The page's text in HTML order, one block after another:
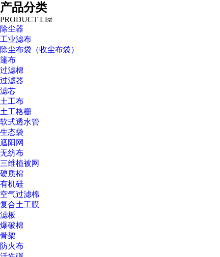
产品分类
PRODUCT LIst
除尘器
工业滤布
除尘布袋（收尘布袋）
篷布
过滤棉
过滤器
滤芯
土工布
土工格栅
软式透水管
生态袋
遮阳网
无纺布
三维植被网
硬质棉
有机硅
空气过滤棉
复合土工膜
滤板
爆破棉
骨架
防火布